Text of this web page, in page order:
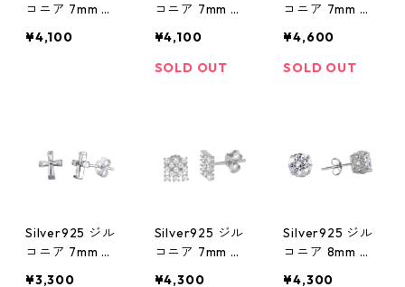
コニア 7mm ピ
¥4,100
コニア 7mm ピ
¥4,100
SOLD OUT
コニア 7mm ピ
¥4,600
SOLD OUT
Silver925 ジル
コニア 7mm ピ
¥3,300
Silver925 ジル
コニア 7mm ピ
¥4,300
Silver925 ジル
コニア 8mm ピ
¥4,300